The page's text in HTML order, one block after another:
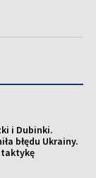
i Dubinki.
błędu Ukrainy.